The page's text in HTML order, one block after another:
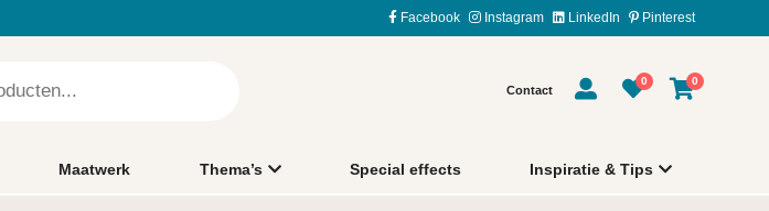
Facebook Instagram LinkedIn Pinterest
Contact
0 0
Maatwerk Thema’s Special effects Inspiratie & Tips